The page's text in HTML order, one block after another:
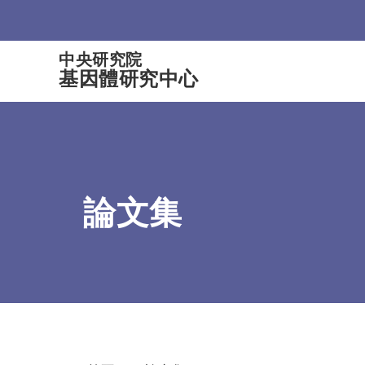
中央研究院
基因體研究中心
論文集